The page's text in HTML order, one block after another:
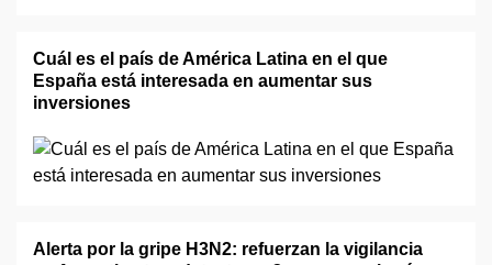
Cuál es el país de América Latina en el que
España está interesada en aumentar sus
inversiones
Alerta por la gripe H3N2: refuerzan la vigilancia